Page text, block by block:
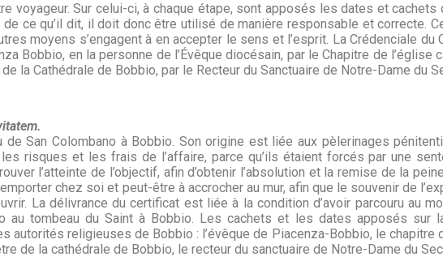
voyageur. Sur celui-ci, à chaque étape, sont apposés les dates et cachets
ce qu’il dit, il doit donc être utilisé de manière responsable et correcte.
moyens s’engagent à en accepter le sens et l’esprit. La Crédenciale du
Bobbio, en la personne de l’Évêque diocésain, par le Chapitre de l’église
la Cathédrale de Bobbio, par le Recteur du Sanctuaire de Notre-Dame du
San Colombano à Bobbio. Son origine est liée aux pèlerinages
risques et les frais de l’affaire, parce qu’ils étaient forcés par une
l’atteinte de l’objectif, afin d’obtenir l’absolution et la remise de la
chez soi et peut-être à accrocher au mur, afin que le souvenir de
La délivrance du certificat est liée à la condition d’avoir parcouru au
au tombeau du Saint à Bobbio. Les cachets et les dates apposés sur
autorités religieuses de Bobbio : l’évêque de Piacenza-Bobbio, le chapitre
de la cathédrale de Bobbio, le recteur du sanctuaire de Notre-Dame du